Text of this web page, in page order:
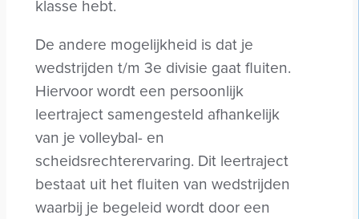
klasse hebt.
De andere mogelijkheid is dat je
wedstrijden t/m 3e divisie gaat fluiten.
Hiervoor wordt een persoonlijk
leertraject samengesteld afhankelijk
van je volleybal- en
scheidsrechterervaring. Dit leertraject
bestaat uit het fluiten van wedstrijden
waarbij je begeleid wordt door een